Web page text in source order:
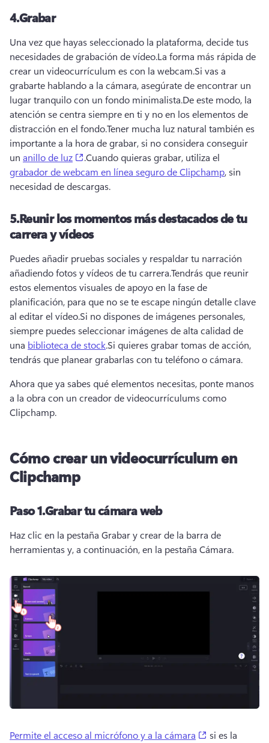
4.Grabar
Una vez que hayas seleccionado la plataforma, decide tus
necesidades de grabación de vídeo.La forma más rápida de
crear un videocurrículum es con la webcam.Si vas a
grabarte hablando a la cámara, asegúrate de encontrar un
lugar tranquilo con un fondo minimalista.De este modo, la
atención se centra siempre en ti y no en los elementos de
distracción en el fondo.Tener mucha luz natural también es
importante a la hora de grabar, si no considera conseguir
un anillo de luz (opens in a new tab)
.Cuando quieras grabar, utiliza el
grabador de webcam en línea seguro de Clipchamp, sin
necesidad de descargas.
5.Reunir los momentos más destacados de tu
carrera y vídeos
Puedes añadir pruebas sociales y respaldar tu narración
añadiendo fotos y vídeos de tu carrera.Tendrás que reunir
estos elementos visuales de apoyo en la fase de
planificación, para que no se te escape ningún detalle clave
al editar el vídeo.Si no dispones de imágenes personales,
siempre puedes seleccionar imágenes de alta calidad de
una biblioteca de stock.Si quieres grabar tomas de acción,
tendrás que planear grabarlas con tu teléfono o cámara.
Ahora que ya sabes qué elementos necesitas, ponte manos
a la obra con un creador de videocurrículums como
Clipchamp.
Cómo crear un videocurrículum en
Clipchamp
Paso 1.Grabar tu cámara web
Haz clic en la pestaña Grabar y crear de la barra de
herramientas y, a continuación, en la pestaña Cámara.
Permite el acceso al micrófono y a la cámara (opens in a
si es la